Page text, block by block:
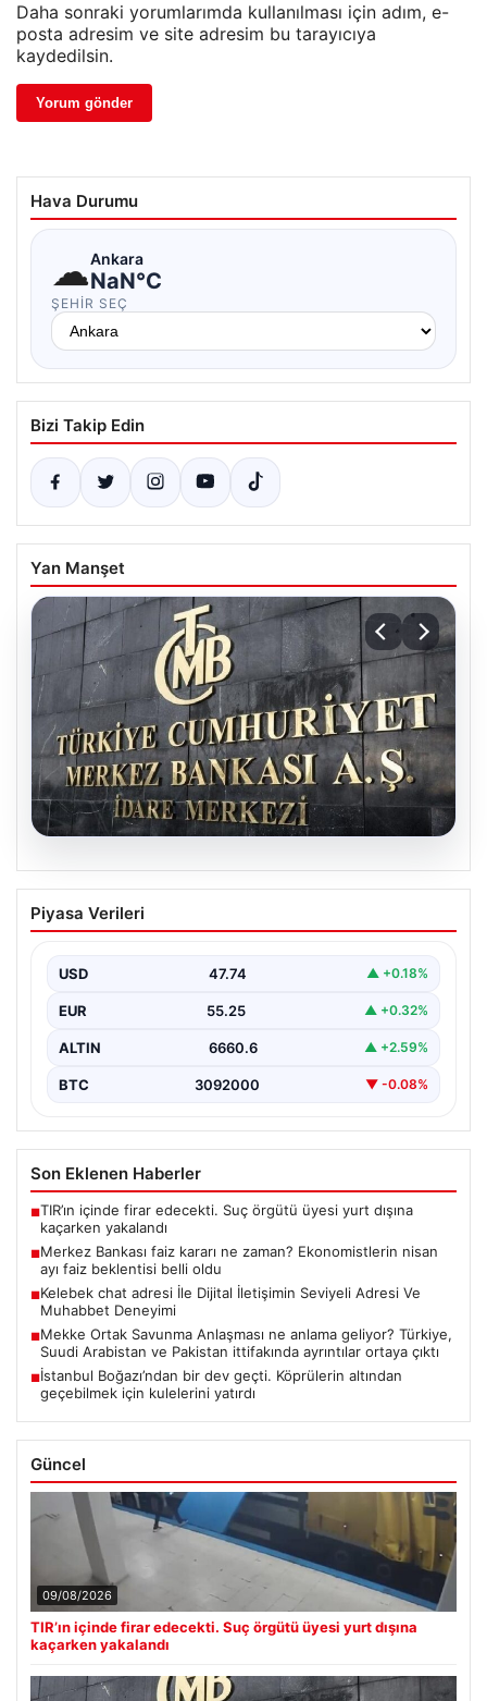
Daha sonraki yorumlarımda kullanılması için adım, e-
posta adresim ve site adresim bu tarayıcıya
kaydedilsin.
Hava Durumu
☁Ankara
NaN°C
ŞEHIR SEÇ
Bizi Takip Edin
Yan Manşet
Merkez Bankası faiz kararı ne zaman?
Ekonomistlerin nisan ayı faiz beklentisi
Piyasa Verileri
USD 47.74 ▲ +0.18%
EUR 55.25 ▲ +0.32%
ALTIN 6660.6 ▲ +2.59%
BTC 3092000 ▼ -0.08%
Son Eklenen Haberler
■TIR’ın içinde firar edecekti. Suç örgütü üyesi yurt dışına
kaçarken yakalandı
■Merkez Bankası faiz kararı ne zaman? Ekonomistlerin nisan
ayı faiz beklentisi belli oldu
■Kelebek chat adresi İle Dijital İletişimin Seviyeli Adresi Ve
Muhabbet Deneyimi
■Mekke Ortak Savunma Anlaşması ne anlama geliyor? Türkiye,
Suudi Arabistan ve Pakistan ittifakında ayrıntılar ortaya çıktı
■İstanbul Boğazı’ndan bir dev geçti. Köprülerin altından
geçebilmek için kulelerini yatırdı
Güncel
09/08/2026
TIR’ın içinde firar edecekti. Suç örgütü üyesi yurt dışına
kaçarken yakalandı